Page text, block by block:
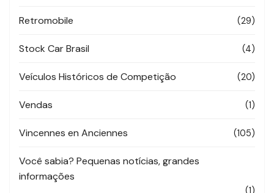
Retromobile (29)
Stock Car Brasil (4)
Veículos Históricos de Competição (20)
Vendas (1)
Vincennes en Anciennes (105)
Você sabia? Pequenas notícias, grandes
informações
(1)